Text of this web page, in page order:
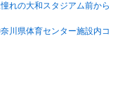
れの大和スタジアム前から
川県体育センター施設内コ